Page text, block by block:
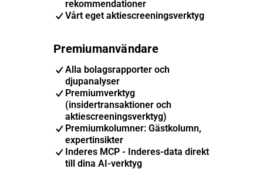
rekommendationer
Vårt eget aktiescreeningsverktyg
Premiumanvändare
Alla bolagsrapporter och
djupanalyser
Premiumverktyg
(insidertransaktioner och
aktiescreeningsverktyg)
Premiumkolumner: Gästkolumn,
expertinsikter
Inderes MCP - Inderes-data direkt
till dina AI-verktyg